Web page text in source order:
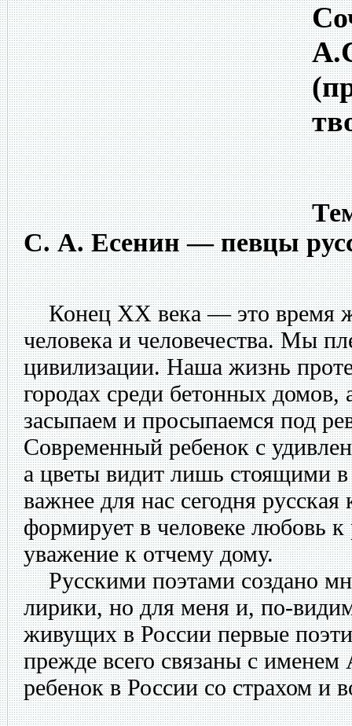
С. А. Есенин — певцы
Конец XX века — это время
человека и человечества. Мы
цивилизации. Наша жизнь
городах среди бетонных
засыпаем и просыпаемся под
Современный ребенок с
а цветы видит лишь стоящими в
важнее для нас сегодня
формирует в человеке любовь
уважение к отчему дому.
Русскими поэтами создано
лирики, но для меня и, по-
живущих в России первые
прежде всего связаны с
ребенок в России со страхом и